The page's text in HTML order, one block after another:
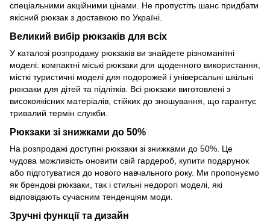
спеціальними акційними цінами. Не пропустіть шанс придбати
якісний рюкзак з доставкою по Україні.
Великий вибір рюкзаків для всіх
У каталозі розпродажу рюкзаків ви знайдете різноманітні
моделі: компактні міські рюкзаки для щоденного використання,
місткі туристичні моделі для подорожей і універсальні шкільні
рюкзаки для дітей та підлітків. Всі рюкзаки виготовлені з
високоякісних матеріалів, стійких до зношування, що гарантує
тривалий термін служби.
Рюкзаки зі знижками до 50%
На розпродажі доступні рюкзаки зі знижками до 50%. Це
чудова можливість оновити свій гардероб, купити подарунок
або підготуватися до нового навчального року. Ми пропонуємо
як брендові рюкзаки, так і стильні недорогі моделі, які
відповідають сучасним тенденціям моди.
Зручні функції та дизайн